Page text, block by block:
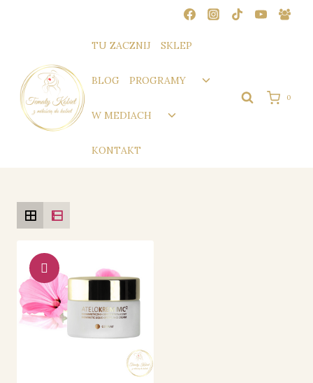
TU ZACZNIJ SKLEP
BLOG PROGRAMY
Przełącz
podrzędne
W MEDIACH
Przełącz
KONTAKT
0